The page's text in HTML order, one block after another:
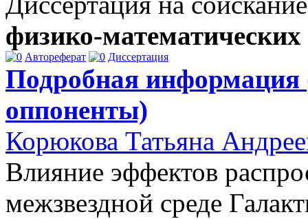
физико-математических
Автореферат Диссертация
Подробная
оппоненты)
Корюкова Татьяна
Влияние эффектов
межзвездной среде